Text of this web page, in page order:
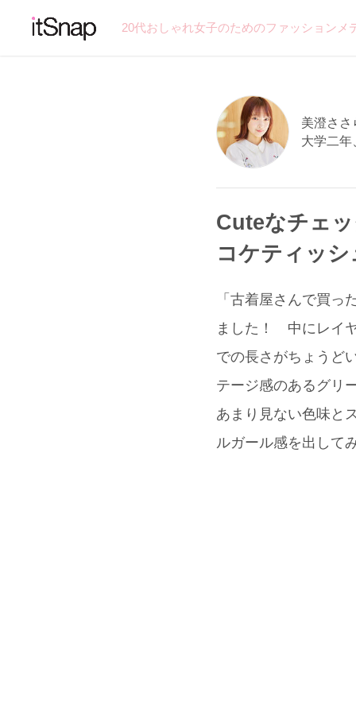
20代おしゃれ女子のためのファッション
美澄ささ
大学二年
Cuteなチェ
コケティッ
「古着屋さんで買っ
ました！ 中にレイ
での長さがちょうど
テージ感のあるグリ
あまり見ない色味と
ルガール感を出して